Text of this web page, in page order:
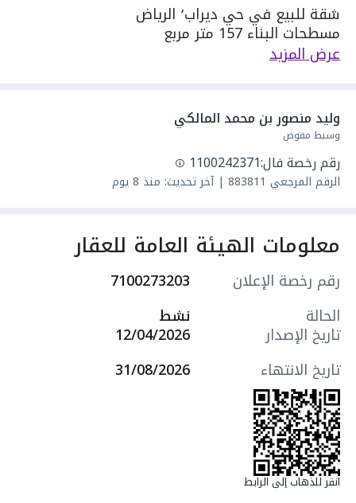
شقة للبيع في حي ديراب٬ الرياض
مسطحات البناء 157 متر مربع
يحدها 1 شارع:
مكونة من: 3 غرف
واصل مياه
سنة البناء: 2026
سعرها 670000 ر.س
عرض المزيد
وليد منصور بن محمد المالكي
وسيط مفوض
رقم رخصة فال:1100242371
الرقم المرجعي 883811
|آخر تحديث: منذ 8 يوم
معلومات الهيئة العامة للعقار
رقم رخصة الإعلان
7100273203
الحالة
نشط
تاريخ الإصدار
12/04/2026
تاريخ الانتهاء
31/08/2026
انقر للذهاب إلى الرابط